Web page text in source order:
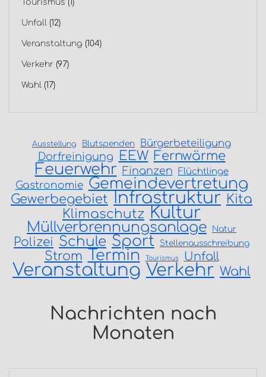
Tourismus (1)
Unfall (12)
Veranstaltung (104)
Verkehr (97)
Wahl (17)
Ausstellung Blutspenden Bürgerbeteiligung
Dorfreinigung EEW Fernwärme
Feuerwehr Finanzen Flüchtlinge
Gastronomie Gemeindevertretung
Gewerbegebiet Infrastruktur Kita
Klimaschutz Kultur
Müllverbrennungsanlage Natur
Polizei Schule Sport Stellenausschreibung
Strom Termin Tourismus Unfall
Veranstaltung Verkehr Wahl
Nachrichten nach
Monaten